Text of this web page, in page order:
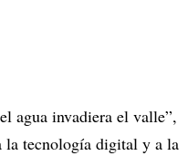
agua invadiera el valle”,
la tecnología digital y a la